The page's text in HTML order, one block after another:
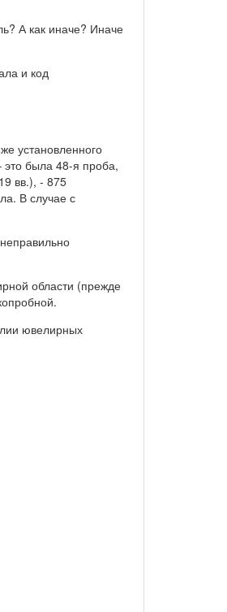
А как иначе? Иначе
и код
установленного
это была 48-я проба,
вв.), - 875
В случае с
области (прежде
ювелирных